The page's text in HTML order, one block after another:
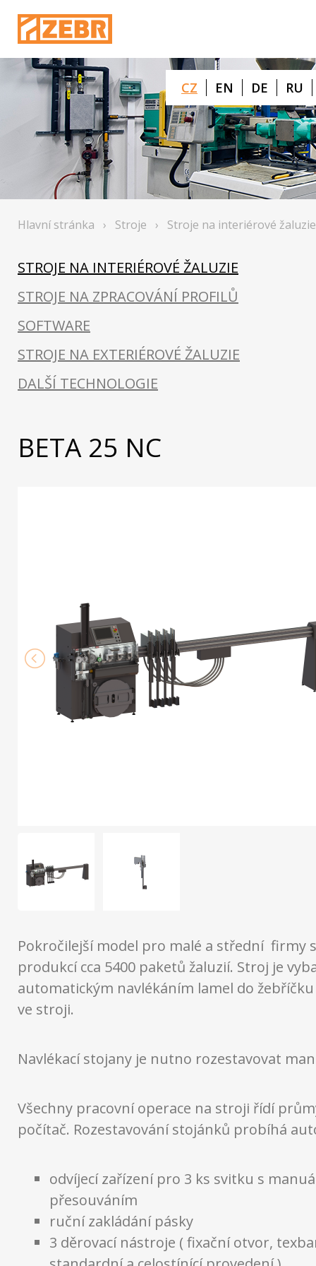
CZ EN DE RU
Hlavní stránka › Stroje › Stroje na interiérové žaluzie
STROJE NA INTERIÉROVÉ ŽALUZIE
STROJE NA ZPRACOVÁNÍ PROFILŮ
SOFTWARE
STROJE NA EXTERIÉROVÉ ŽALUZIE
DALŠÍ TECHNOLOGIE
BETA 25 NC
Pokročilejší model pro malé a střední firmy
produkcí cca 5400 paketů žaluzií. Stroj je
automatickým navlékáním lamel do
ve stroji.
Navlékací stojany je nutno rozestavovat
Všechny pracovní operace na stroji řídí
počítač. Rozestavování stojánků probíhá
odvíjecí zařízení pro 3 ks svitku s
přesouváním
ruční zakládání pásky
3 děrovací nástroje ( fixační otvor,